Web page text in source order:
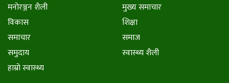
मनाेरञ्जन शैली
मुख्य समाचार
विकास
शिक्षा
समाचार
समाज
समुदाय
स्वास्थ्य शैली
हाम्राे स्वास्थ्य